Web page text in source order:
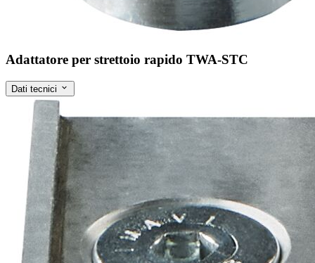
Adattatore per strettoio rapido TWA-STC
Dati tecnici